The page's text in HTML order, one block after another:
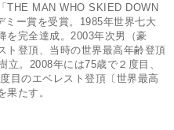
THE MAN WHO SKIED DOWN
ミー賞を受賞。1985年世界七大
を完全達成。2003年次男（豪
ト登頂、当時の世界最高年齢登頂
立。2008年には75歳で２度目、
目のエベレスト登頂〔世界最高
果たす。